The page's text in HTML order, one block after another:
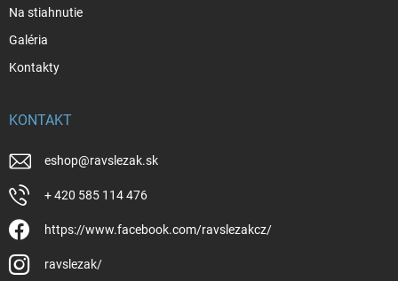
Na stiahnutie
Galéria
Kontakty
KONTAKT
eshop@ravslezak.sk
+ 420 585 114 476
https://www.facebook.com/ravslezakcz/
ravslezak/